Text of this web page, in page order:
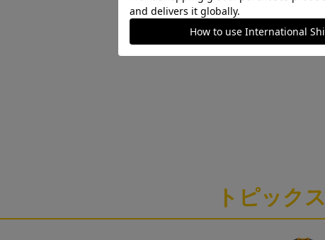
トピックス